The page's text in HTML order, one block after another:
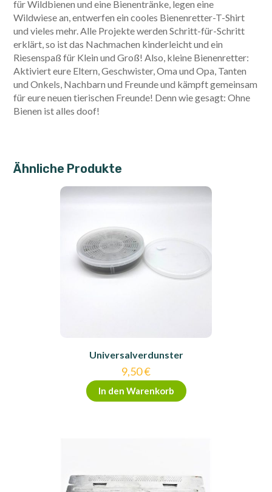
für Wildbienen und eine Bienentränke, legen eine
Wildwiese an, entwerfen ein cooles Bienenretter-T-Shirt
und vieles mehr. Alle Projekte werden Schritt-für-Schritt
erklärt, so ist das Nachmachen kinderleicht und ein
Riesenspaß für Klein und Groß! Also, kleine Bienenretter:
Aktiviert eure Eltern, Geschwister, Oma und Opa, Tanten
und Onkels, Nachbarn und Freunde und kämpft gemeinsam
für eure neuen tierischen Freunde! Denn wie gesagt: Ohne
Bienen ist alles doof!
Ähnliche Produkte
Universalverdunster
9,50€
In den Warenkorb